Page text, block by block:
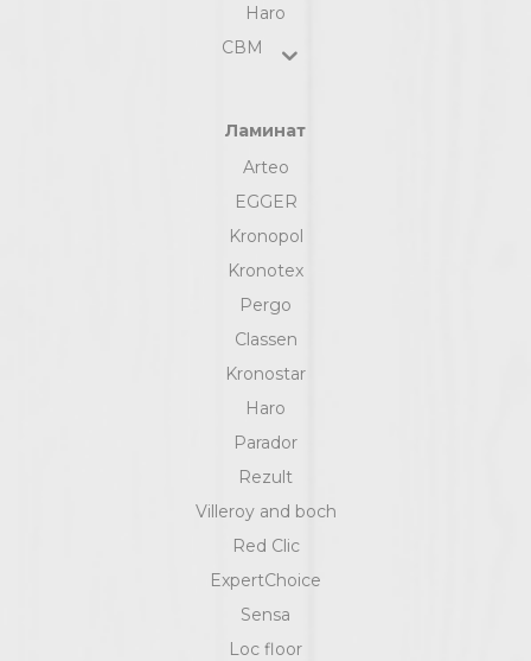
Haro
СВМ
Ламинат
Arteo
EGGER
Kronopol
Kronotex
Pergo
Classen
Kronostar
Haro
Parador
Rezult
Villeroy and boch
Red Clic
ExpertChoice
Sensa
Loc floor